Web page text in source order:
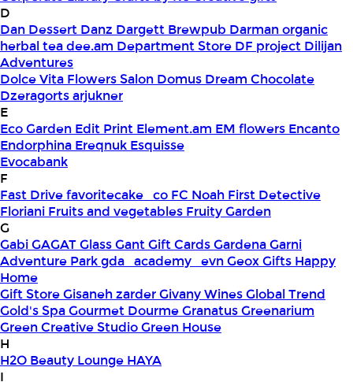
D
Dan Dessert Danz Dargett Brewpub Darman organic
herbal teadee.am Department Store DF project Dilijan
Adventures
Dolce Vita Flowers Salon Domus Dream Chocolate
Dzeragorts arjukner
E
Eco Garden Edit Print Element.am EM flowers Encanto
Endorphina Ereqnuk Esquisse
Evocabank
F
Fast Drivefavoritecake_co FC Noah First Detective
Floriani Fruits and vegetables Fruity Garden
G
GabiGAGAT GlassGant Gift CardsGardenaGarni
Adventure Parkgda_academy_evnGeoxGifts Happy
Home
Gift StoreGisaneh zarderGivany WinesGlobal Trend
Gold's SpaGourmet DourmeGranatusGreenarium
Green Creative StudioGreen House
H
H2O Beauty Lounge HAYA
I